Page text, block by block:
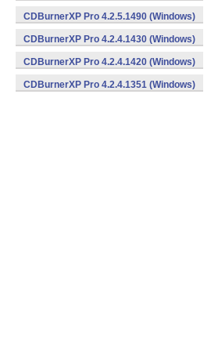
CDBurnerXP Pro 4.2.5.1490 (Windows)
CDBurnerXP Pro 4.2.4.1430 (Windows)
CDBurnerXP Pro 4.2.4.1420 (Windows)
CDBurnerXP Pro 4.2.4.1351 (Windows)